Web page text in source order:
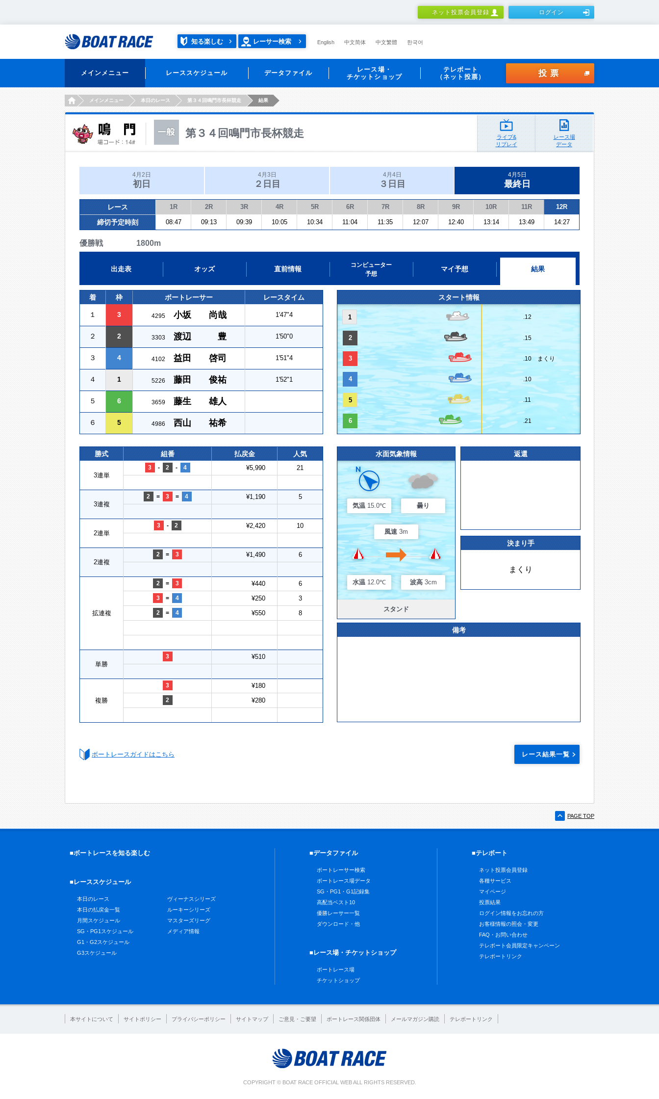
ネット投票会員登録 ログイン
知る楽しむ レーサー検索 English 中文简体 中文繁體 한국어
メインメニュー レーススケジュール データファイル
レース場・
チケットショップ
テレボート
（ネット投票）
投票
HOMEメインメニュー 本日のレース 第３４回鳴門市長杯競走 結果
第３４回鳴門市長杯競走
ライブ&
リプレイ
レース場
データ
4月2日
初日
4月3日
２日目
4月4日
３日目
4月5日
最終日
レース 1R 2R 3R 4R 5R 6R 7R 8R 9R 10R 11R 12R
締切予定時刻 08:47 09:13 09:39 10:05 10:34 11:04 11:35 12:07 12:40 13:14 13:49 14:27
優勝戦 1800m
出走表 オッズ 直前情報
コンピューター
予想
マイ予想 結果
着 枠 ボートレーサー レースタイム
１ 3 4295 小坂 尚哉 1'47"4
２ 2 3303 渡辺 豊 1'50"0
３ 4 4102 益田 啓司 1'51"4
４ 1 5226 藤田 俊祐 1'52"1
５ 6 3659 藤生 雄人
６ 5 4986 西山 祐希
スタート情報
1 .12
2 .15
3 .10 まくり
4 .10
5 .11
6 .21
勝式 組番 払戻金 人気
3連単
3 - 2 - 4 ¥5,990 21
3連複
2 = 3 = 4 ¥1,190 5
2連単
3 - 2 ¥2,420 10
2連複
2 = 3 ¥1,490 6
拡連複
2 = 3 ¥440 6
3 = 4 ¥250 3
2 = 4 ¥550 8
単勝
3 ¥510
複勝
3 ¥180
2 ¥280
水面気象情報
気温 15.0℃ 曇り
風速 3m
水温 12.0℃ 波高 3cm
スタンド
返還
決まり手
まくり
備考
ボートレースガイドはこちら レース結果一覧
PAGE TOP
■ボートレースを知る楽しむ
■レーススケジュール
本日のレース
本日の払戻金一覧
月間スケジュール
SG・PG1スケジュール
G1・G2スケジュール
G3スケジュール
ヴィーナスシリーズ
ルーキーシリーズ
マスターズリーグ
メディア情報
■データファイル
ボートレーサー検索
ボートレース場データ
SG・PG1・G1記録集
高配当ベスト10
優勝レーサー一覧
ダウンロード・他
■レース場・チケットショップ
ボートレース場
チケットショップ
■テレボート
ネット投票会員登録
各種サービス
マイページ
投票結果
ログイン情報をお忘れの方
お客様情報の照会・変更
FAQ・お問い合わせ
テレボート会員限定キャンペーン
テレボートリンク
本サイトについて サイトポリシー プライバシーポリシー サイトマップ ご意見・ご要望 ボートレース関係団体 メールマガジン購読 テレボートリンク
COPYRIGHT © BOAT RACE OFFICIAL WEB ALL RIGHTS RESERVED.